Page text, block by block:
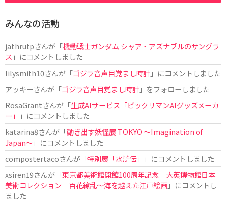
みんなの活動
jathrutpさんが「機動戦士ガンダム シャア・アズナブルのサングラ
ス 」にコメントしました
lilysmith10さんが「ゴジラ音声目覚まし時計」にコメントしました
アッキーさんが「ゴジラ音声目覚まし時計」をフォローしました
RosaGrantさんが「生成AIサービス「ビックリマンAIグッズメーカ
ー」
」にコメントしました
katarina8さんが「動き出す妖怪展 TOKYO 〜Imagination of
Japan〜」にコメントしました
compostertacoさんが「特別展「水滸伝」
」にコメントしました
xsiren19さんが「東京都美術館開館100周年記念 大英博物館日本
美術コレクション 百花繚乱～海を越えた江戸絵画」にコメントし
ました